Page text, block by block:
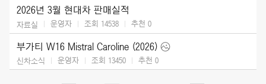
2026년 3월 현대차 판매실적
자료실 운영자 조회 14538 추천 0
부가티 W16 Mistral Caroline (2026)
신차소식 운영자 조회 13450 추천 0